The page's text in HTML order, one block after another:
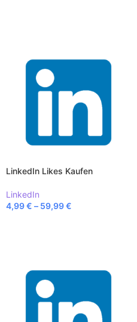
LinkedIn Likes Kaufen
LinkedIn
4,99€ – 59,99€